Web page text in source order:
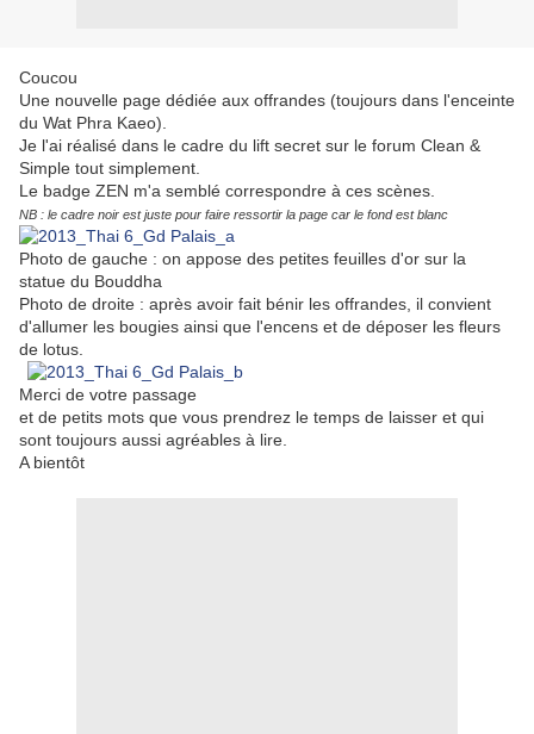
Coucou
Une nouvelle page dédiée aux offrandes (toujours dans l'enceinte
du Wat Phra Kaeo).
Je l'ai réalisé dans le cadre du lift secret sur le forum Clean &
Simple tout simplement.
Le badge ZEN m'a semblé correspondre à ces scènes.
NB : le cadre noir est juste pour faire ressortir la page car le fond est blanc
Photo de gauche : on appose des petites feuilles d'or sur la
statue du Bouddha
Photo de droite : après avoir fait bénir les offrandes, il convient
d'allumer les bougies ainsi que l'encens et de déposer les fleurs
de lotus.
Merci de votre passage
et de petits mots que vous prendrez le temps de laisser et qui
sont toujours aussi agréables à lire.
A bientôt